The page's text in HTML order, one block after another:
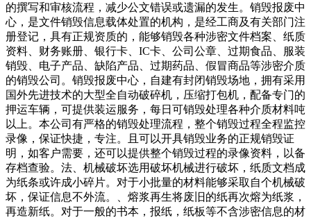
的撰写和审核流程，减少公文错误或遗漏的发生。销毁报废中
心，是文件销毁信息载体处置的机构，是经工商及有关部门注
册登记，具有正规资质的，能够销毁各种涉密文件档案、纸质
资料、财务账册、银行卡、IC卡、公司公章、过期食品、服装
销毁、电子产品、缺陷产品、过期药品、假冒商品等涉密介质
的销毁公司。销毁报废中心，自建有封闭销毁场地，拥有采用
国外先进技术的大型全自动破碎机，压缩打包机，配备专门的
押运车辆，可提供装运服务，每日可销毁处理各种介质材料吨
以上。本公司有严格的销毁处理流程，整个销毁过程全程监控
录像，保证快捷，专注。且可以开具销毁业务的正规销毁证
明，如客户需要，还可以提供整个销毁过程的录像资料，以备
存档查验。法、机械破坏选用破坏机械进行破坏，纸质文档成
为纸条或许成小碎片。对于小批量的材料能够采取自个机械破
坏，保证信息不外流。、熔浆再生将废旧的纸再次熔为纸浆，
再造新纸。对于一般的书本，报纸，纸板等不含涉密信息的材